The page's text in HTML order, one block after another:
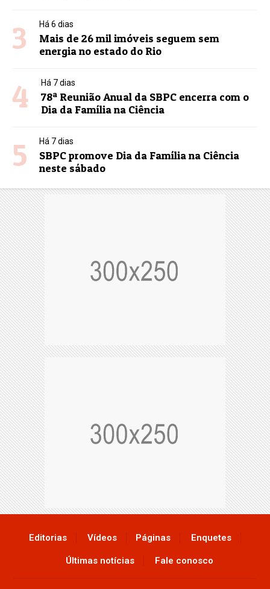
3 Há 6 dias
Mais de 26 mil imóveis seguem sem
energia no estado do Rio
4 Há 7 dias
78ª Reunião Anual da SBPC encerra com o
Dia da Família na Ciência
5 Há 7 dias
SBPC promove Dia da Família na Ciência
neste sábado
Editorias Vídeos Páginas Enquetes
Últimas notícias Fale conosco